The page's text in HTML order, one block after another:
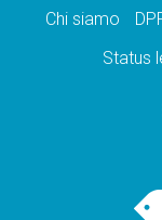
Chi siamo
Status